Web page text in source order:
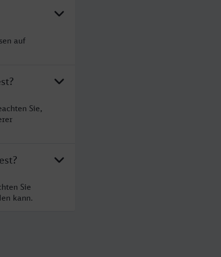
auf
Sie,
Sie
kann.